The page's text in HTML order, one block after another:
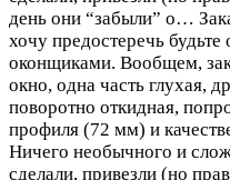
день они “забыли” о…
хочу предостеречь
оконщиками. Вообщем,
окно, одна часть глухая,
поворотно откидная,
профиля (72 мм) и
Ничего необычного и
сделали, привезли (но